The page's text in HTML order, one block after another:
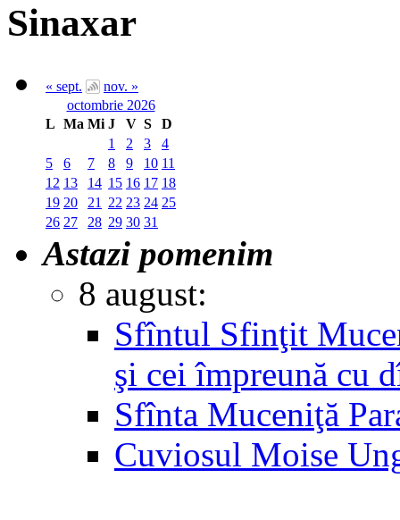
Sinaxar
« sept.
nov. »
octombrie 2026
L Ma Mi J V S
D
1
2 3
4
5
6 7 8 9 10 11
12 13 14 15 16 17 18
19 20 21 22 23 24 25
26 27 28 29 30 31
Astazi pomenim
8 august:
Sfîntul Sfinţit
şi cei împreună cu
Sfînta Muceniţă
Cuviosul Moise